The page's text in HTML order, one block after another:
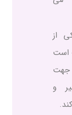
از
است
جهت
و